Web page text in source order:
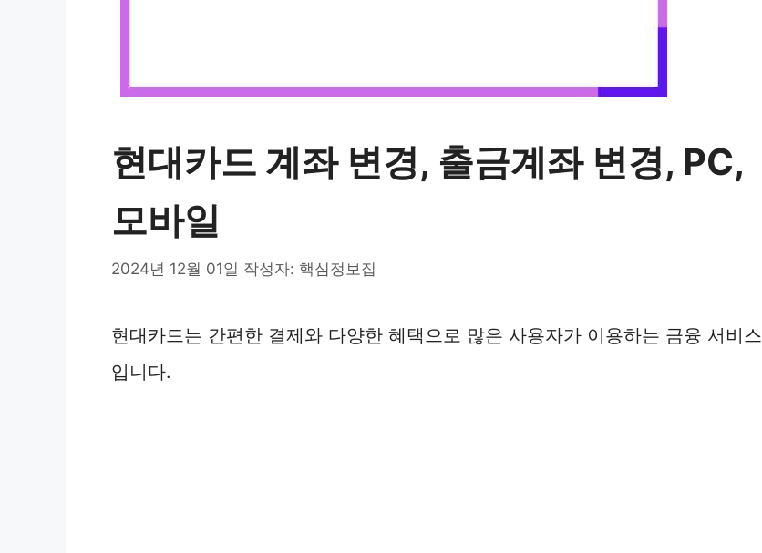
현대카드 계좌 변경, 출금계좌 변경, PC,
모바일
2024년 12월 01일 작성자: 핵심정보집
현대카드는 간편한 결제와 다양한 혜택으로 많은 사용자가 이용하는 금융 서비스
입니다.